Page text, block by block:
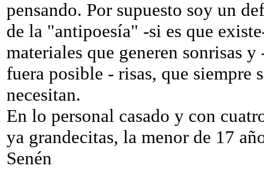
pensando. Por supuesto soy un
de la "antipoesía" -si es que
materiales que generen sonrisas y
fuera posible - risas, que siempre
necesitan.
En lo personal casado y con
ya grandecitas, la menor de 17
Senén